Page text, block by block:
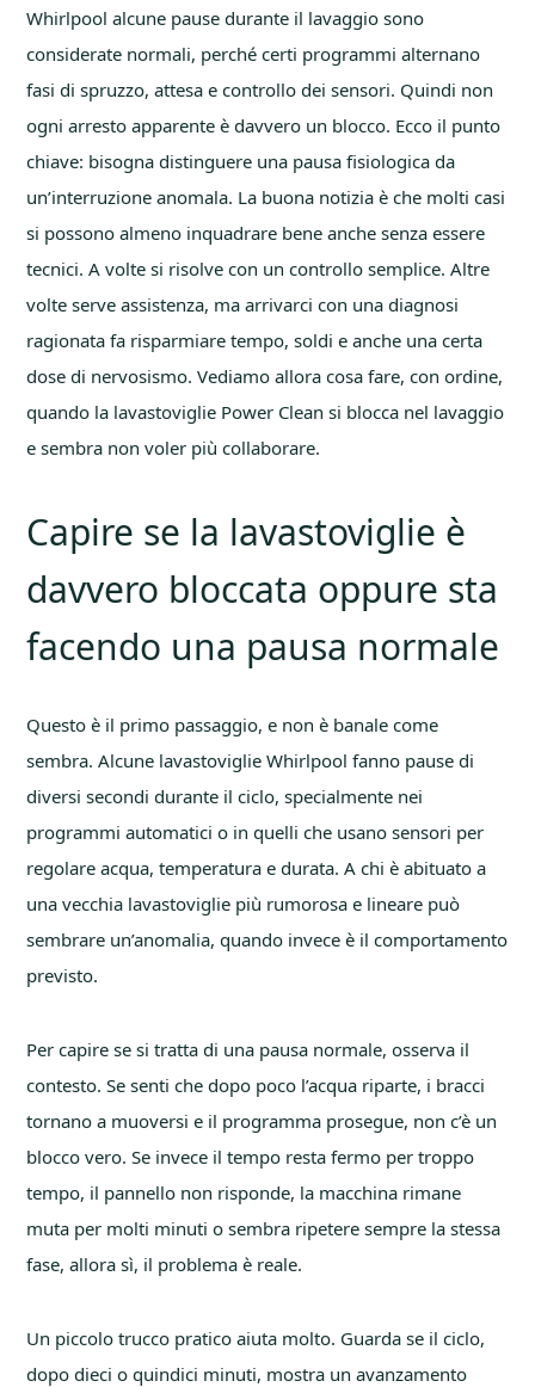
Whirlpool alcune pause durante il lavaggio sono
considerate normali, perché certi programmi alternano
fasi di spruzzo, attesa e controllo dei sensori. Quindi non
ogni arresto apparente è davvero un blocco. Ecco il punto
chiave: bisogna distinguere una pausa fisiologica da
un’interruzione anomala. La buona notizia è che molti casi
si possono almeno inquadrare bene anche senza essere
tecnici. A volte si risolve con un controllo semplice. Altre
volte serve assistenza, ma arrivarci con una diagnosi
ragionata fa risparmiare tempo, soldi e anche una certa
dose di nervosismo. Vediamo allora cosa fare, con ordine,
quando la lavastoviglie Power Clean si blocca nel lavaggio
e sembra non voler più collaborare.
Capire se la lavastoviglie è
davvero bloccata oppure sta
facendo una pausa normale
Questo è il primo passaggio, e non è banale come
sembra. Alcune lavastoviglie Whirlpool fanno pause di
diversi secondi durante il ciclo, specialmente nei
programmi automatici o in quelli che usano sensori per
regolare acqua, temperatura e durata. A chi è abituato a
una vecchia lavastoviglie più rumorosa e lineare può
sembrare un’anomalia, quando invece è il comportamento
previsto.
Per capire se si tratta di una pausa normale, osserva il
contesto. Se senti che dopo poco l’acqua riparte, i bracci
tornano a muoversi e il programma prosegue, non c’è un
blocco vero. Se invece il tempo resta fermo per troppo
tempo, il pannello non risponde, la macchina rimane
muta per molti minuti o sembra ripetere sempre la stessa
fase, allora sì, il problema è reale.
Un piccolo trucco pratico aiuta molto. Guarda se il ciclo,
dopo dieci o quindici minuti, mostra un avanzamento